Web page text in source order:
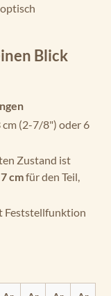
Blick
(2-7/8") oder 6
Zustand ist
cmfür den Teil,
Feststellfunktion